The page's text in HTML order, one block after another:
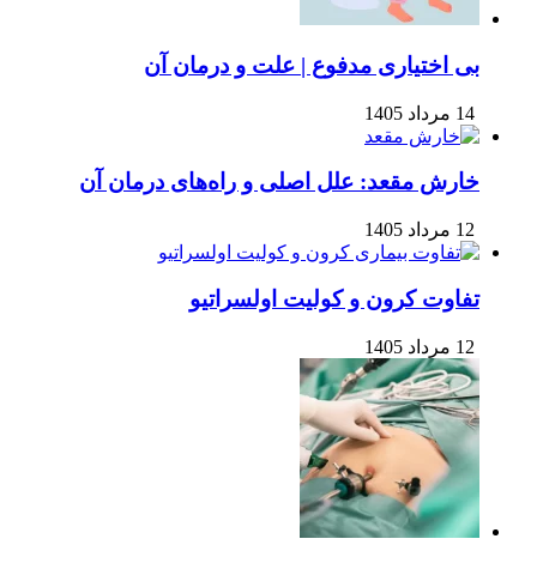
بی اختیاری مدفوع | علت و درمان آن
14 مرداد 1405
خارش مقعد: علل اصلی و راه‌های درمان آن
12 مرداد 1405
تفاوت کرون و کولیت اولسراتیو
12 مرداد 1405